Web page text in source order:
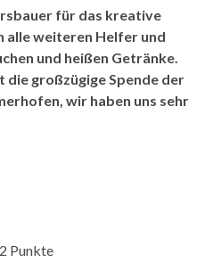
für das kreative
alle weiteren Helfer und
und heißen Getränke.
die großzügige Spende der
wir haben uns sehr
Punkte